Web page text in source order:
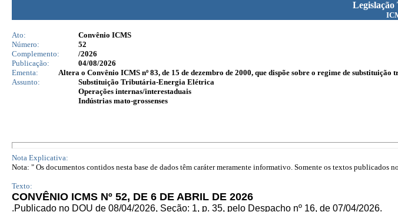
Ato:
Convênio ICMS
Número:
52
Complemento:
/2026
Publicação:
04/08/2026
Ementa:
Altera o Convênio ICMS nº 83, de 15 de dezembro de 2000, que dispõe sobre o regime de
Assunto:
Substituição Tributária-Energia Elétrica
Operações internas/interestaduais
Indústrias mato-grossenses
Nota Explicativa:
Nota: " Os documentos contidos nesta base de dados têm caráter meramente informativo. Somente os textos publicados
Texto:
CONVÊNIO ICMS Nº 52, DE 6 DE ABRIL DE 2026
.Publicado no DOU de 08/04/2026, Seção: 1, p. 35, pelo Despacho nº 16, de 07/04/2026.